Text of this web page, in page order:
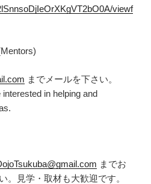
viewf
までメールを下さい。
in helping and
までお
。見学・取材も大歓迎です。